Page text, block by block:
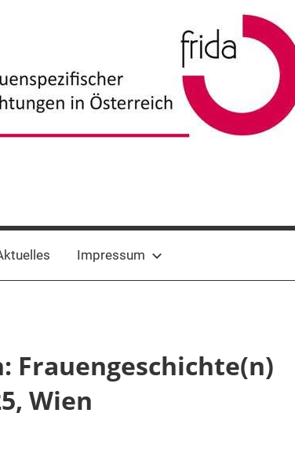
Impressum
Frauengeschichte(n)
Wien